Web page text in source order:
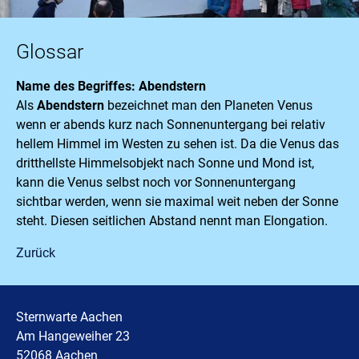
Glossar
Name des Begriffes: Abendstern
Als Abendstern bezeichnet man den Planeten Venus
wenn er abends kurz nach Sonnenuntergang bei relativ
hellem Himmel im Westen zu sehen ist. Da die Venus das
dritthellste Himmelsobjekt nach Sonne und Mond ist,
kann die Venus selbst noch vor Sonnenuntergang
sichtbar werden, wenn sie maximal weit neben der Sonne
steht. Diesen seitlichen Abstand nennt man Elongation.
Zurück
Sternwarte Aachen
Am Hangeweiher 23
52068 Aachen